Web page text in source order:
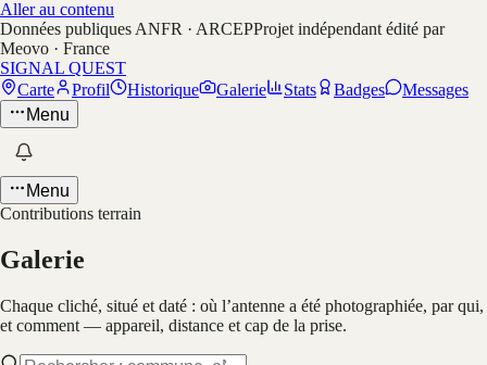
Aller au contenu
Données publiques ANFR · ARCEPProjet indépendant édité par
Meovo · France
SIGNAL QUEST
Carte
Profil Historique Galerie Stats Badges
Messages
Menu
Menu
Contributions terrain
Galerie
Chaque cliché, situé et daté : où l’antenne a été photographiée, par qui,
et comment — appareil, distance et cap de la prise.